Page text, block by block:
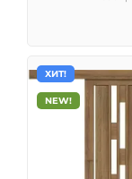
ХИТ!
NEW!